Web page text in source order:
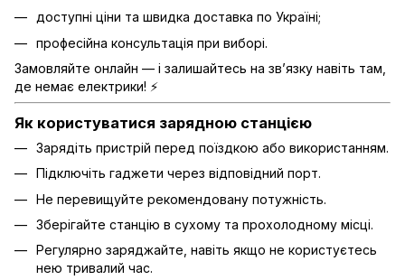
доступні ціни та швидка доставка по Україні;
професійна консультація при виборі.
Замовляйте онлайн — і залишайтесь на зв’язку навіть там,
де немає електрики! ⚡
Як користуватися зарядною станцією
Зарядіть пристрій перед поїздкою або використанням.
Підключіть гаджети через відповідний порт.
Не перевищуйте рекомендовану потужність.
Зберігайте станцію в сухому та прохолодному місці.
Регулярно заряджайте, навіть якщо не користуєтесь
нею тривалий час.